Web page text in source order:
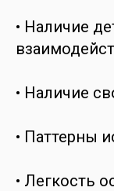
• Наличие
• Наличие
• Паттерны
• Легкость